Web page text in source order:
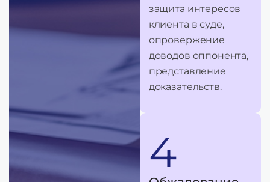
защита интересов
клиента в суде,
опровержение
доводов оппонента,
представление
доказательств.
4